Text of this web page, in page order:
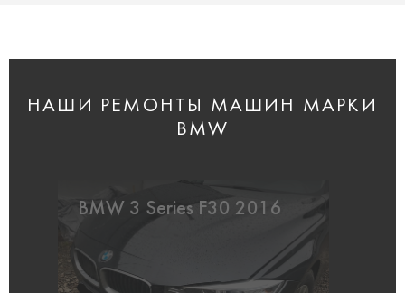
НАШИ РЕМОНТЫ МАШИН МАРКИ
BMW
BMW 3 Series F30 2016